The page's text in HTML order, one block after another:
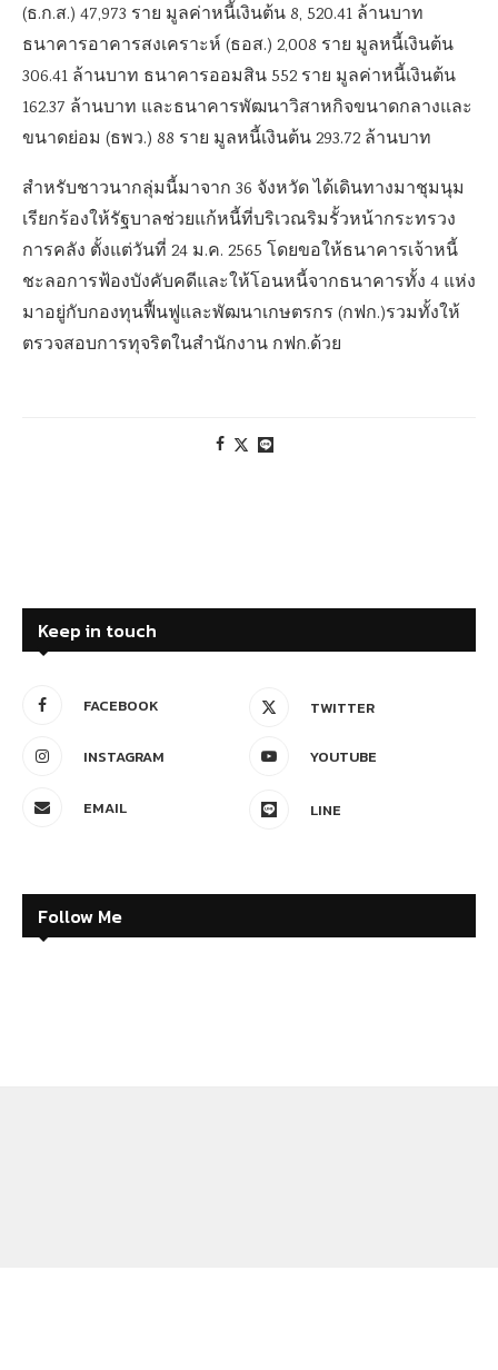
(ธ.ก.ส.) 47,973 ราย มูลค่าหนี้เงินต้น 8, 520.41 ล้านบาท
ธนาคารอาคารสงเคราะห์ (ธอส.) 2,008 ราย มูลหนี้เงินต้น
306.41 ล้านบาท ธนาคารออมสิน 552 ราย มูลค่าหนี้เงินต้น
162.37 ล้านบาท และธนาคารพัฒนาวิสาหกิจขนาดกลางและ
ขนาดย่อม (ธพว.) 88 ราย มูลหนี้เงินต้น 293.72 ล้านบาท
สำหรับชาวนากลุ่มนี้มาจาก 36 จังหวัด ได้เดินทางมาชุมนุม
เรียกร้องให้รัฐบาลช่วยแก้หนี้ที่บริเวณริมรั้วหน้ากระทรวง
การคลัง ตั้งแต่วันที่ 24 ม.ค. 2565 โดยขอให้ธนาคารเจ้าหนี้
ชะลอการฟ้องบังคับคดีและให้โอนหนี้จากธนาคารทั้ง 4 แห่ง
มาอยู่กับกองทุนฟื้นฟูและพัฒนาเกษตรกร (กฟก.)รวมทั้งให้
ตรวจสอบการทุจริตในสำนักงาน กฟก.ด้วย
Keep in touch
FACEBOOK TWITTER
INSTAGRAM YOUTUBE
EMAIL LINE
Follow Me